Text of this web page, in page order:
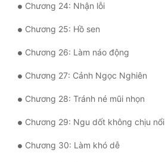
Chương 24: Nhận lỗi
Chương 25: Hồ sen
Chương 26: Làm náo động
Chương 27: Cảnh Ngọc Nghiên
Chương 28: Tránh né mũi nhọn
Chương 29: Ngu dốt không chịu nổi
Chương 30: Làm khó dễ